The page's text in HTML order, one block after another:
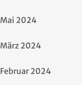
Mai 2024
März 2024
Februar 2024